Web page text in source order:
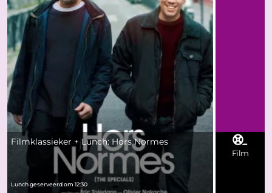
Filmklassieker + Lunch: Hors Normes
Lunch geserveerd om 12:30
Film